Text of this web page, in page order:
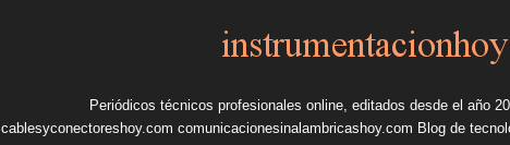
Periódicos técnicos profesionales online, editados desde el año
cablesyconectoreshoy.com comunicacionesinalambricashoy.com Blog de